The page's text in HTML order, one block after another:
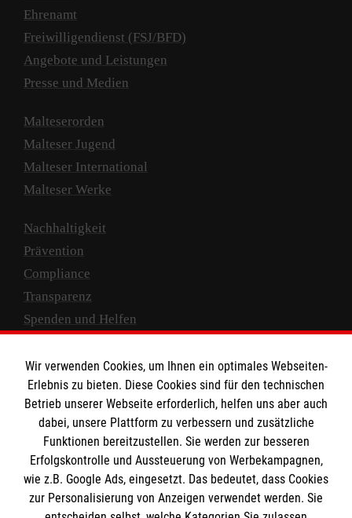
Ehrenamt
Freiwilligendienst (FSJ/BFD)
Angebote und Leistungen
Presse und Medien
Malteserorden
Malteser Jugend
Malteser International
Malteser Werke
Nachhaltigkeit
Prävention
Compliance
Transparenz
Spenden und Helfen
Empfänger: Malteser Hilfsdienst e.V.
IBAN: DE10 3706 0120 1201 2000 12
BIC: GENODED 1PA7
Wir verwenden Cookies, um Ihnen ein optimales Webseiten-
Erlebnis zu bieten. Diese Cookies sind für den technischen
Betrieb unserer Webseite erforderlich, helfen uns aber auch
dabei, unsere Plattform zu verbessern und zusätzliche
Funktionen bereitzustellen. Sie werden zur besseren
Erfolgskontrolle und Aussteuerung von Werbekampagnen,
wie z.B. Google Ads, eingesetzt. Das bedeutet, dass Cookies
zur Personalisierung von Anzeigen verwendet werden. Sie